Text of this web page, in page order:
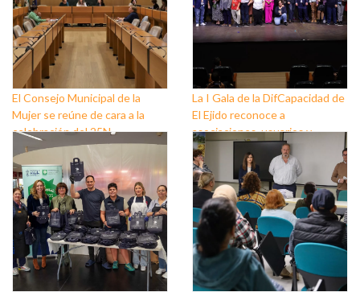
El Consejo Municipal de la
Mujer se reúne de cara a la
celebración del 25N
La I Gala de la DifCapacidad de
El Ejido reconoce a
asociaciones, usuarios y
personas que trabajan a favor
de este colectivo